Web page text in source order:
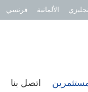
إنجليزي الألمانية فرنسي
اتصل بنا